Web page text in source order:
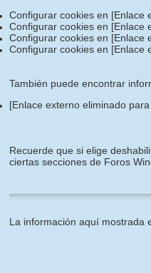
Configurar cookies en [Enlace
Configurar cookies en [Enlace
Configurar cookies en [Enlace
Configurar cookies en [Enlace
También puede encontrar
[Enlace externo eliminado
Recuerde que si elige
ciertas secciones de Foros
La información aquí mostrada